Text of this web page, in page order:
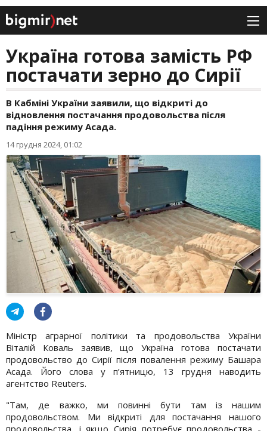
Україна готова замість РФ
постачати зерно до Сирії
В Кабміні України заявили, що відкриті до
відновлення постачання продовольства після
падіння режиму Асада.
14 грудня 2024, 01:02
Міністр аграрної політики та продовольства України
Віталій Коваль заявив, що Україна готова постачати
продовольство до Сирії після повалення режиму Башара
Асада. Його слова у п’ятницю, 13 грудня наводить
агентство Reuters.
"Там, де важко, ми повинні бути там із нашим
продовольством. Ми відкриті для постачання нашого
продовольства, і якщо Сирія потребує продовольства -